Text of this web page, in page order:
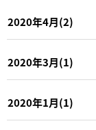
2020年4月(2)
2020年3月(1)
2020年1月(1)